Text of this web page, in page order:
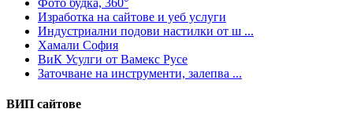
Изработка на сайтове и уеб услуги
Индустриални подови настилки от ш ...
Хамали София
ВиК Усулги от Вамекс Русе
Заточване на инструменти, залепва ...
ВИП сайтове